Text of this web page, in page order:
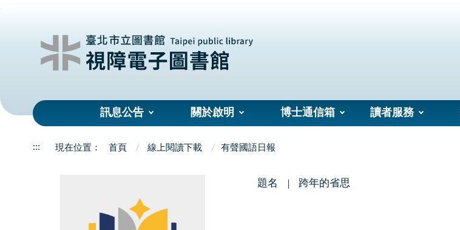
訊息公告 關於啟明 博士通信箱 讀者服務
::: 首頁 線上閱讀下載 有聲國語日報
題名 跨年的省思